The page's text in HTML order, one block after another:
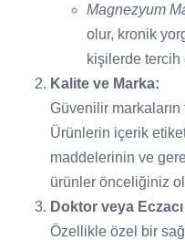
Magnezyum
olur, kronik
kişilerde tercih
Kalite ve Marka:
Güvenilir
Ürünlerin içerik
maddelerinin ve
ürünler önceliğiniz
Doktor veya
Özellikle özel bir